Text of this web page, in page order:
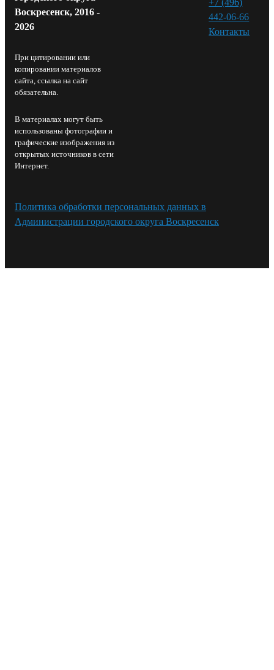
Воскресенск, 2016 -
2026
При цитировании или
копировании материалов
сайта, ссылка на сайт
обязательна.
В материалах могут быть
использованы фотографии и
графические изображения из
открытых источников в сети
Интернет.
442-06-66
Контакты⁠
Политика обработки персональных данных в
Администрации городского округа Воскресенск